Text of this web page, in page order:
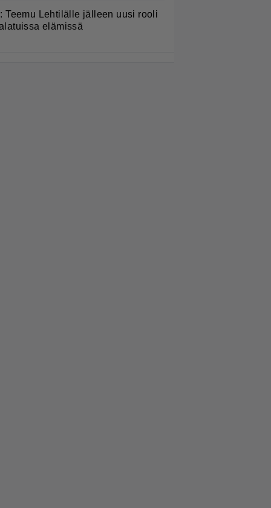
Teemu Lehtilälle jälleen uusi rooli
elämissä